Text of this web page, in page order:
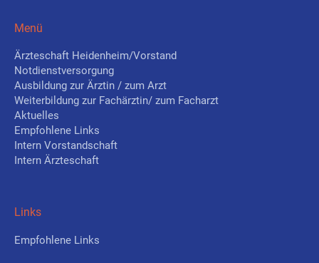
Menü
Ärzteschaft Heidenheim/Vorstand
Notdienstversorgung
Ausbildung zur Ärztin / zum Arzt
Weiterbildung zur Fachärztin/ zum Facharzt
Aktuelles
Empfohlene Links
Intern Vorstandschaft
Intern Ärzteschaft
Links
Empfohlene Links